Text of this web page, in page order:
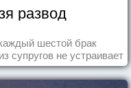
развод
шестой брак
супругов не устраивает
ему в семье.